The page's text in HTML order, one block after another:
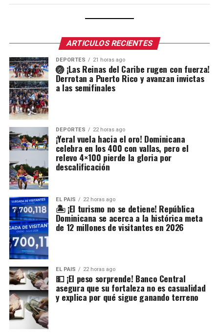
ARTICULOS RECIENTES
DEPORTES 21 horas ago
🏐 ¡Las Reinas del Caribe rugen con fuerza!
Derrotan a Puerto Rico y avanzan invictas
a las semifinales
DEPORTES 22 horas ago
¡Yeral vuela hacia el oro! Dominicana
celebra en los 400 con vallas, pero el
relevo 4×100 pierde la gloria por
descalificación
EL PAIS 22 horas ago
🏝️ ¡El turismo no se detiene! República
Dominicana se acerca a la histórica meta
de 12 millones de visitantes en 2026
EL PAIS 22 horas ago
💵 ¡El peso sorprende! Banco Central
asegura que su fortaleza no es casualidad
y explica por qué sigue ganando terreno